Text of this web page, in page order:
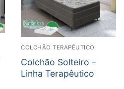
COLCHÃO TERAPÊUTICO
Colchão Solteiro –
Linha Terapêutico